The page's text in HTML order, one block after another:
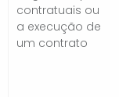
contratuais ou
a execução de
um contrato